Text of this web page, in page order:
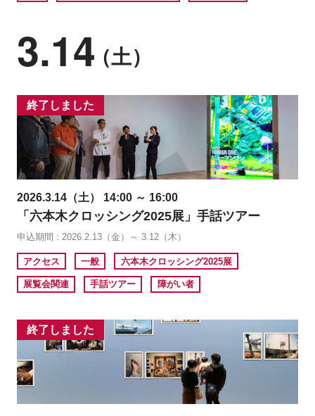
3.14（土）
終了しました
2026.3.14（土） 14:00 ～ 16:00
「六本木クロッシング2025展」手話ツアー
申込期間 : 2026.2.13（金）～ 3.12（木）
アクセス 一般 六本木クロッシング2025展
展覧会関連 手話ツアー 障がい者
終了しました